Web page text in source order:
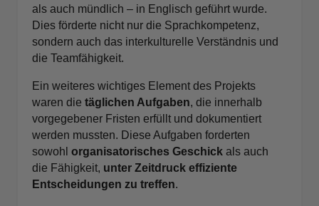
als auch mündlich – in Englisch geführt wurde.
Dies förderte nicht nur die Sprachkompetenz,
sondern auch das interkulturelle Verständnis und
die Teamfähigkeit.
Ein weiteres wichtiges Element des Projekts
waren dietäglichen Aufgaben, die innerhalb
vorgegebener Fristen erfüllt und dokumentiert
werden mussten. Diese Aufgaben forderten
sowohlorganisatorisches Geschick als auch
die Fähigkeit, unter Zeitdruck effiziente
Entscheidungen zu treffen.